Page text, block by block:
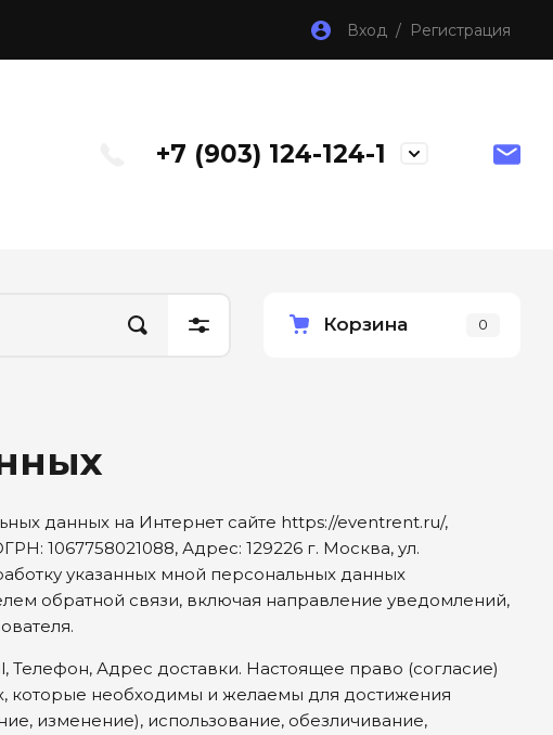
Вход / Регистрация
+7 (903) 124-124-1
Корзина 0
данных на Интернет сайте https://eventrent.ru/,
1067758021088, Адрес: 129226 г. Москва, ул.
указанных мной персональных данных
обратной связи, включая направление уведомлений,
Адрес доставки. Настоящее право (согласие)
которые необходимы и желаемы для достижения
изменение), использование, обезличивание,